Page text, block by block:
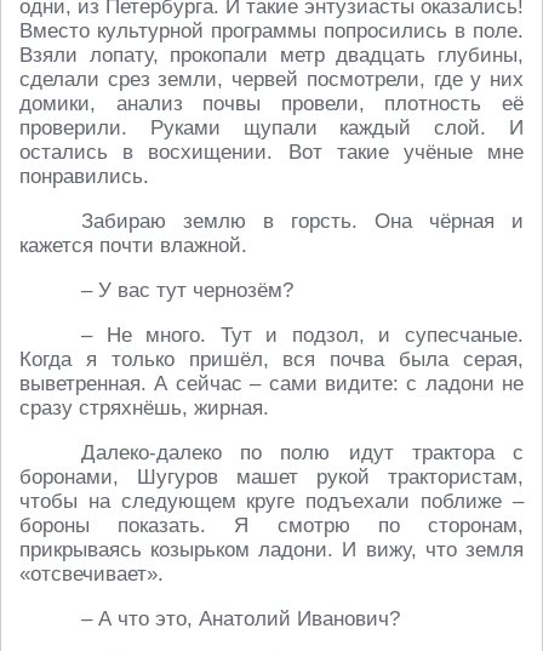
одни, из Петербурга. И такие энтузиасты оказались!
Вместо культурной программы попросились в поле.
Взяли лопату, прокопали метр двадцать глубины,
сделали срез земли, червей посмотрели, где у них
домики, анализ почвы провели, плотность её
проверили. Руками щупали каждый слой. И
остались в восхищении. Вот такие учёные мне
понравились.
Забираю землю в горсть. Она чёрная и
кажется почти влажной.
– У вас тут чернозём?
– Не много. Тут и подзол, и супесчаные.
Когда я только пришёл, вся почва была серая,
выветренная. А сейчас – сами видите: с ладони не
сразу стряхнёшь, жирная.
Далеко-далеко по полю идут трактора с
боронами, Шугуров машет рукой трактористам,
чтобы на следующем круге подъехали поближе –
бороны показать. Я смотрю по сторонам,
прикрываясь козырьком ладони. И вижу, что земля
«отсвечивает».
– А что это, Анатолий Иванович?